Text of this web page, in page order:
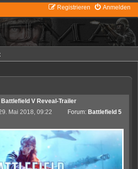
Anmelden
Registrieren
V Reveal-Trailer
Mai 2018, 09:22 Forum: Battlefield 5